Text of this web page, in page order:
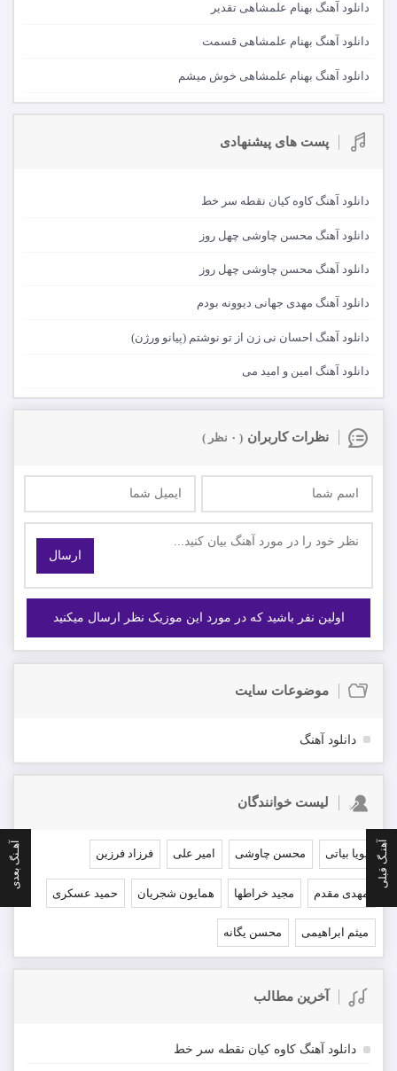
دانلود آهنگ بهنام علمشاهی تقدیر
دانلود آهنگ بهنام علمشاهی قسمت
دانلود آهنگ بهنام علمشاهی خوش میشم
پست های پیشنهادی
دانلود آهنگ کاوه کیان نقطه سر خط
دانلود آهنگ محسن چاوشی چهل روز
دانلود آهنگ محسن چاوشی چهل روز
دانلود آهنگ مهدی جهانی دیوونه بودم
دانلود آهنگ احسان نی زن از تو نوشتم (پیانو ورژن)
دانلود آهنگ امین و امید می
نظرات کاربران ( ۰ نظر )
ارسال
اولین نفر باشید که در مورد این موزیک نظر ارسال میکنید
آهنـگ قبلی آهـنگ بعدی
موضوعات سایت
دانلود آهنگ
لیست خوانندگان
پویا بیاتی محسن چاوشی امیر علی فرزاد فرزین
مهدی مقدم مجید خراطها همایون شجریان حمید عسکری
میثم ابراهیمی محسن یگانه
آخرین مطالب
دانلود آهنگ کاوه کیان نقطه سر خط